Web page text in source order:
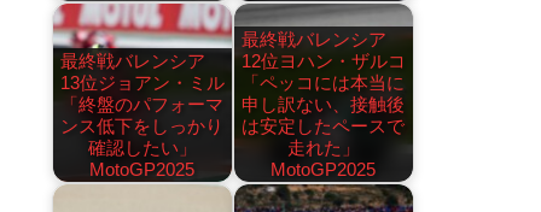
最終戦バレンシア
13位ジョアン・ミル
「終盤のパフォーマ
ンス低下をしっかり
確認したい」
MotoGP2025
最終戦バレンシア
12位ヨハン・ザルコ
「ペッコには本当に
申し訳ない、接触後
は安定したペースで
走れた」
MotoGP2025